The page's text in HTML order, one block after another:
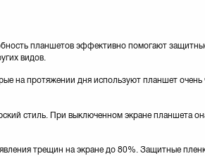
планшетов эффективно помогают
видов.
на протяжении дня используют планшет очень
стиль. При выключенном экране планшета
трещин на экране до 80%. Защитные